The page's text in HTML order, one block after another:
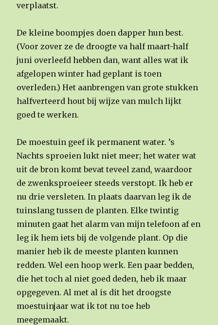
verplaatst.
De kleine boompjes doen dapper hun best.
(Voor zover ze de droogte va half maart-half
juni overleefd hebben dan, want alles wat ik
afgelopen winter had geplant is toen
overleden.) Het aanbrengen van grote stukken
halfverteerd hout bij wijze van mulch lijkt
goed te werken.
De moestuin geef ik permanent water. ’s
Nachts sproeien lukt niet meer; het water wat
uit de bron komt bevat teveel zand, waardoor
de zwenksproeieer steeds verstopt. Ik heb er
nu drie versleten. In plaats daarvan leg ik de
tuinslang tussen de planten. Elke twintig
minuten gaat het alarm van mijn telefoon af en
leg ik hem iets bij de volgende plant. Op die
manier heb ik de meeste planten kunnen
redden. Wel een hoop werk. Een paar bedden,
die het toch al niet goed deden, heb ik maar
opgegeven. Al met al is dit het droogste
moestuinjaar wat ik tot nu toe heb
meegemaakt.